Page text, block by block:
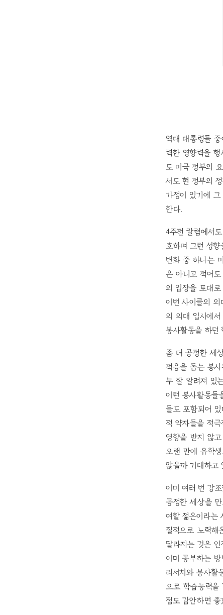
역대 대통령들
력한 영향력을
도 미국 정부의
서도 현 정부의
가정이 있기에
한다.
4주전 칼럼에서
호하며 그런 성
변화 중 하나는
은 아니고 적어
의 입장을 토대
이번 사이클의
의 의대 입시에
봉사활동을 하던
좀 더 공정한 세
적응을 돕는 봉
무 잘 알려져 있
이런 봉사활동들
들도 포함되어
적 약자들을 적
영향을 받지 않
오랜 만에 유학
않을까 기대하고
이미 여러 번 강
공정한 세상을
여할 젊은이라는
질적으로 노력해
달라지는 것은
이미 공부하는
리서치와 봉사활
으로 학습능력
점도 감안하면 좋